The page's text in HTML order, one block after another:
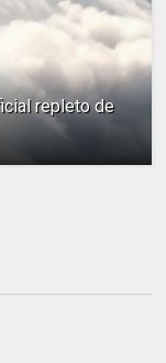
repleto de